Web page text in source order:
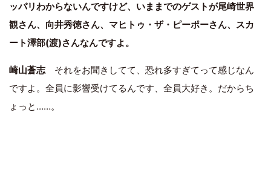
ッパリわからないんですけど、いままでのゲストが尾崎世界
観さん、向井秀徳さん、マヒトゥ・ザ・ピーポーさん、スカ
ート澤部(渡)さんなんですよ。
崎山蒼志それをお聞きしてて、恐れ多すぎてって感じなん
ですよ。全員に影響受けてるんです、全員大好き。だからち
ょっと……。